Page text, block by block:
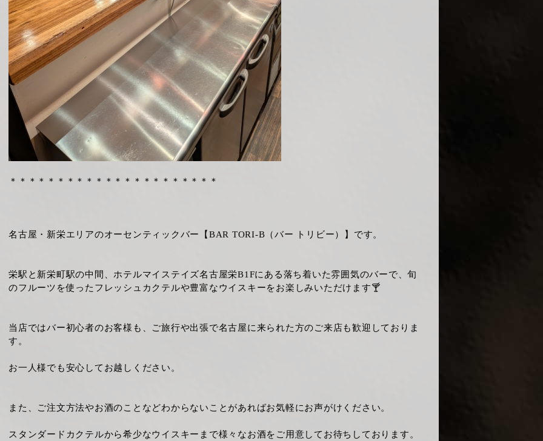
＊＊＊＊＊＊＊＊＊＊＊＊＊＊＊＊＊＊＊＊＊＊
名古屋・新栄エリアのオーセンティックバー【BAR TORI-B（バー トリビー）】です。
栄駅と新栄町駅の中間、ホテルマイステイズ名古屋栄B1Fにある落ち着いた雰囲気のバーで、旬
のフルーツを使ったフレッシュカクテルや豊富なウイスキーをお楽しみいただけます🍸
当店ではバー初心者のお客様も、ご旅行や出張で名古屋に来られた方のご来店も歓迎しておりま
す。
お一人様でも安心してお越しください。
また、ご注文方法やお酒のことなどわからないことがあればお気軽にお声がけください。
スタンダードカクテルから希少なウイスキーまで様々なお酒をご用意してお待ちしております。